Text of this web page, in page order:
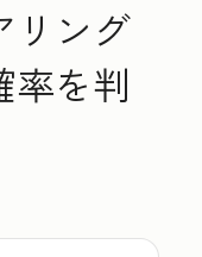
リング
率を判